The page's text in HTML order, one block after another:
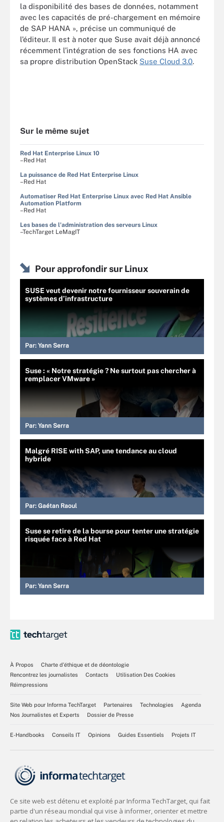
la disponibilité des bases de données, notamment
avec les capacités de pré-chargement en mémoire
de SAP HANA », précise un communiqué de
l’éditeur. Il est à noter que Suse avait déjà annoncé
récemment l’intégration de ses fonctions HA avec
sa propre distribution OpenStack Suse Cloud 3.0.
Sur le même sujet
Red Hat Enterprise Linux 10
–Red Hat
La puissance de Red Hat Enterprise Linux
–Red Hat
Automatiser Red Hat Enterprise Linux avec Red Hat Ansible
Automation Platform
–Red Hat
Les bases de l'administration des serveurs Linux
–TechTarget LeMagIT
Pour approfondir sur Linux
SUSE veut devenir notre fournisseur souverain de
systèmes d’infrastructure
Par: Yann Serra
Suse : « Notre stratégie ? Ne surtout pas chercher à
remplacer VMware »
Par: Yann Serra
Malgré RISE with SAP, une tendance au cloud
hybride
Par: Gaétan Raoul
Suse se retire de la bourse pour tenter une stratégie
risquée face à Red Hat
Par: Yann Serra
À Propos
Charte d’éthique et de déontologie
Rencontrez les journalistes
Contacts
Utilisation Des Cookies
Réimpressions
Site Web pour Informa TechTarget Partenaires Technologies
Agenda
Nos Journalistes et Experts
Dossier de Presse
E-Handbooks Conseils IT Opinions Guides Essentiels Projets IT